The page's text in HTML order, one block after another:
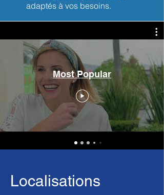
adaptés à vos besoins.
Most Popular
Localisations